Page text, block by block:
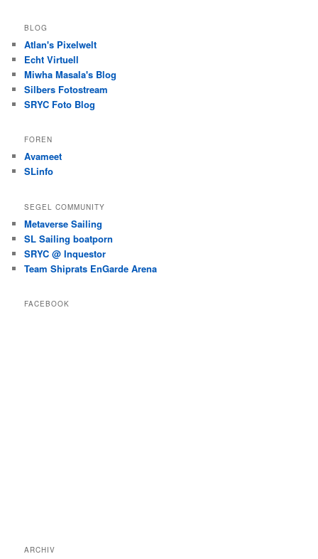
BLOG
Atlan's Pixelwelt
Echt Virtuell
Miwha Masala's Blog
Silbers Fotostream
SRYC Foto Blog
FOREN
Avameet
SLinfo
SEGEL COMMUNITY
Metaverse Sailing
SL Sailing boatporn
SRYC @ Inquestor
Team Shiprats EnGarde Arena
FACEBOOK
ARCHIV